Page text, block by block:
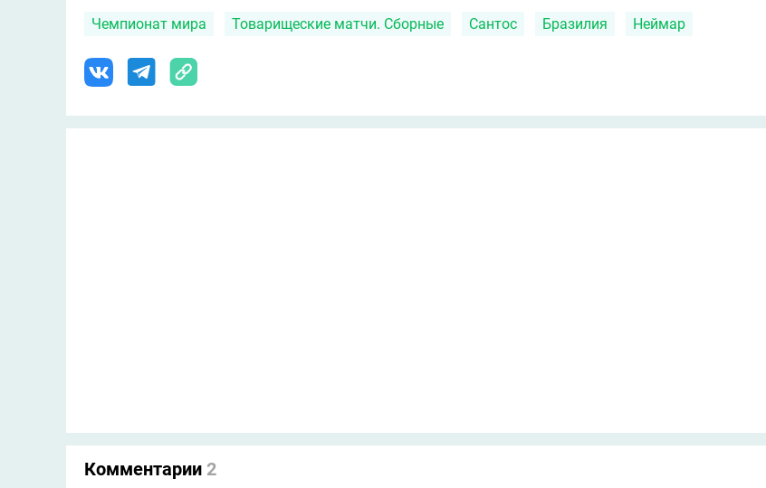
Чемпионат мира Товарищеские матчи. Сборные Сантос Бразилия Неймар
Комментарии 2